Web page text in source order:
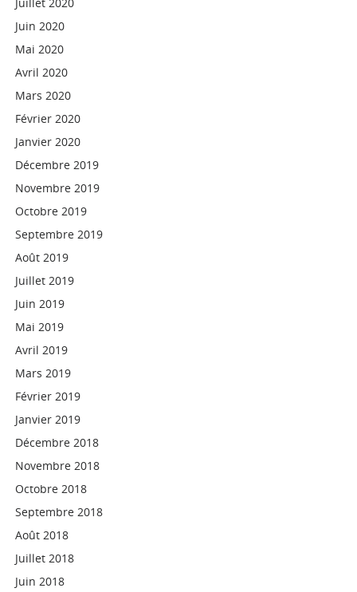
Juin 2020
Mai 2020
Avril 2020
Mars 2020
Février 2020
Janvier 2020
Décembre 2019
Novembre 2019
Octobre 2019
Septembre 2019
Août 2019
Juillet 2019
Juin 2019
Mai 2019
Avril 2019
Mars 2019
Février 2019
Janvier 2019
Décembre 2018
Novembre 2018
Octobre 2018
Septembre 2018
Août 2018
Juillet 2018
Juin 2018